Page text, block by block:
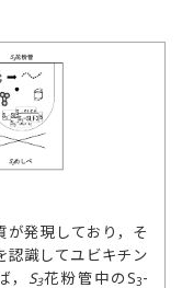
が発現しており，そ
認識してユビキチン
S3花粉管中のS3-